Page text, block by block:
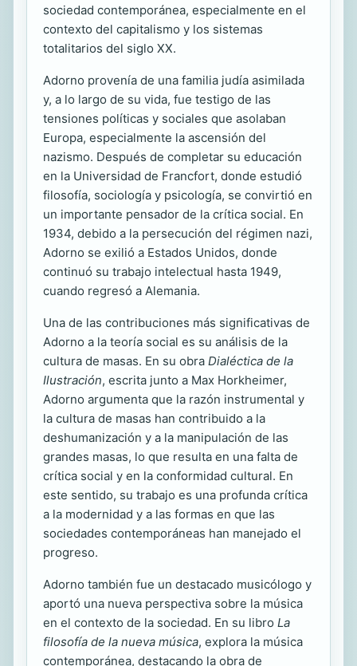
sociedad contemporánea, especialmente en el
contexto del capitalismo y los sistemas
totalitarios del siglo XX.
Adorno provenía de una familia judía asimilada
y, a lo largo de su vida, fue testigo de las
tensiones políticas y sociales que asolaban
Europa, especialmente la ascensión del
nazismo. Después de completar su educación
en la Universidad de Francfort, donde estudió
filosofía, sociología y psicología, se convirtió en
un importante pensador de la crítica social. En
1934, debido a la persecución del régimen nazi,
Adorno se exilió a Estados Unidos, donde
continuó su trabajo intelectual hasta 1949,
cuando regresó a Alemania.
Una de las contribuciones más significativas de
Adorno a la teoría social es su análisis de la
cultura de masas. En su obra Dialéctica de la
Ilustración, escrita junto a Max Horkheimer,
Adorno argumenta que la razón instrumental y
la cultura de masas han contribuido a la
deshumanización y a la manipulación de las
grandes masas, lo que resulta en una falta de
crítica social y en la conformidad cultural. En
este sentido, su trabajo es una profunda crítica
a la modernidad y a las formas en que las
sociedades contemporáneas han manejado el
progreso.
Adorno también fue un destacado musicólogo y
aportó una nueva perspectiva sobre la música
en el contexto de la sociedad. En su libro La
filosofía de la nueva música, explora la música
contemporánea, destacando la obra de